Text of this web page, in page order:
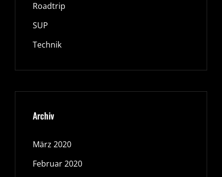
Roadtrip
SUP
Technik
Archiv
März 2020
Februar 2020